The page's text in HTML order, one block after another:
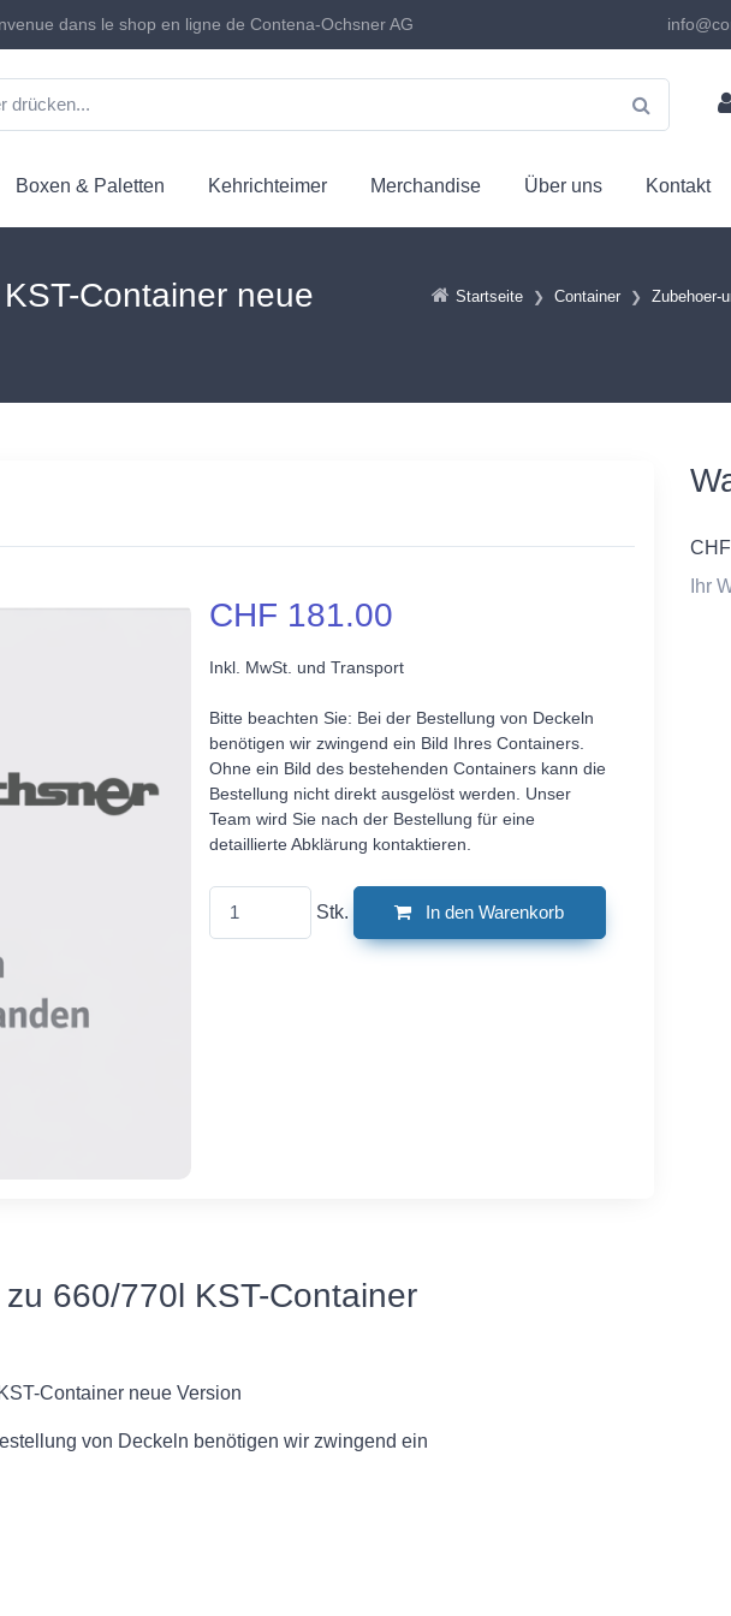
dans le shop en ligne de Contena-Ochsner AG
Boxen & Paletten Kehrichteimer Merchandise Über uns Kontakt
Startseite Container Zubehoer-
Container neue
CHF 181.00
Inkl. MwSt. und Transport
Bitte beachten Sie: Bei der Bestellung von Deckeln
benötigen wir zwingend ein Bild Ihres Containers.
Ohne ein Bild des bestehenden Containers kann die
Bestellung nicht direkt ausgelöst werden. Unser
Team wird Sie nach der Bestellung für eine
detaillierte Abklärung kontaktieren.
Stk. In den Warenkorb
660/770l KST-Container
Container neue Version
von Deckeln benötigen wir zwingend ein
CHF
Ihr